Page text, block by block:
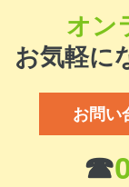
オン
お気軽に
お問い
☎